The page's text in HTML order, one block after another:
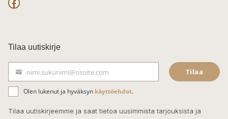
F
c
e
b
o
o
Tilaa uutiskirje
ä
h
k
nimi.sukunimi@osoite.com Tilaa
Olen lukenut ja hyväksyn käyttöehdot.
Tilaa uutiskirjeemme ja saat tietoa uusimmista tarjouksista ja